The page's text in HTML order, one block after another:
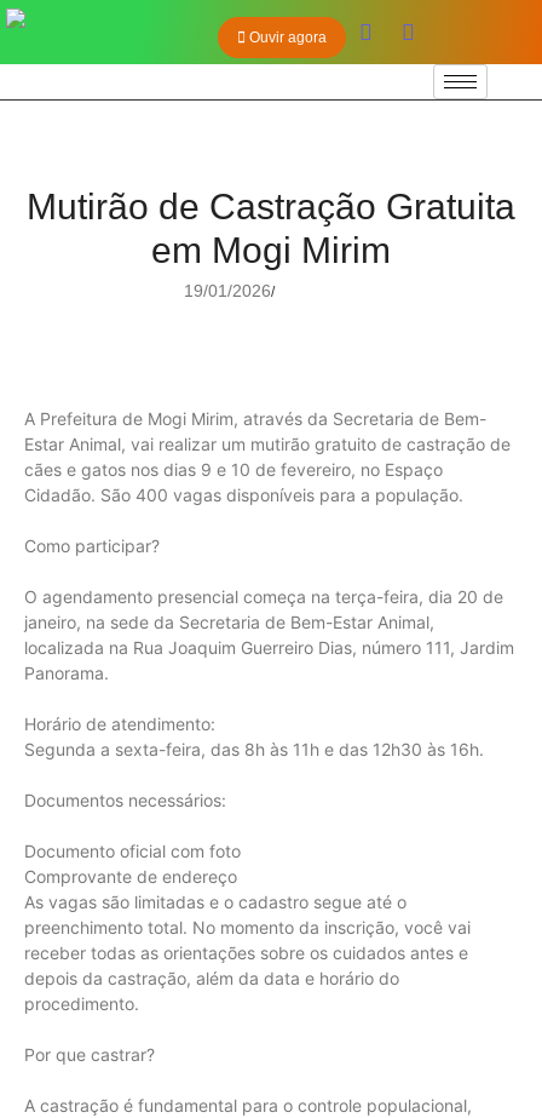
Ouvir agora
Mutirão de Castração Gratuita
em Mogi Mirim
19/01/2026/
A Prefeitura de Mogi Mirim, através da Secretaria de Bem-
Estar Animal, vai realizar um mutirão gratuito de castração de
cães e gatos nos dias 9 e 10 de fevereiro, no Espaço
Cidadão. São 400 vagas disponíveis para a população.
Como participar?
O agendamento presencial começa na terça-feira, dia 20 de
janeiro, na sede da Secretaria de Bem-Estar Animal,
localizada na Rua Joaquim Guerreiro Dias, número 111, Jardim
Panorama.
Horário de atendimento:
Segunda a sexta-feira, das 8h às 11h e das 12h30 às 16h.
Documentos necessários:
Documento oficial com foto
Comprovante de endereço
As vagas são limitadas e o cadastro segue até o
preenchimento total. No momento da inscrição, você vai
receber todas as orientações sobre os cuidados antes e
depois da castração, além da data e horário do
procedimento.
Por que castrar?
A castração é fundamental para o controle populacional,